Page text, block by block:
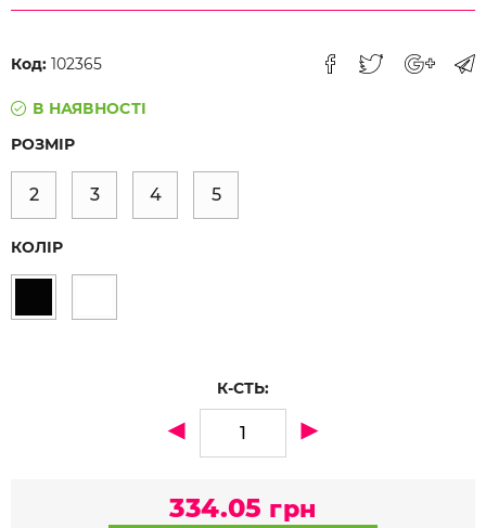
Код: 102365
В НАЯВНОСТІ
РОЗМІР
2 3 4 5
КОЛІР
К-СТЬ:
334.05 грн